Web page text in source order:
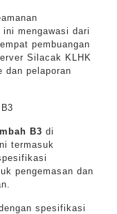
mengawasi dari
pembuangan
Silacak KLHK
dan pelaporan
B3 di
termasuk
pengemasan dan
spesifikasi